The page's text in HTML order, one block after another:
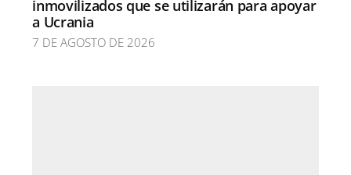
inmovilizados que se utilizarán para apoyar
a Ucrania
7 DE AGOSTO DE 2026